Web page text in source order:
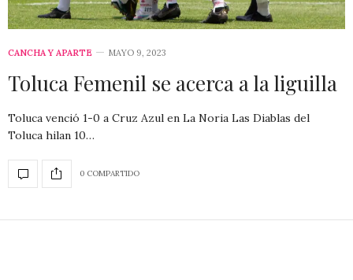
CANCHA Y APARTE MAYO 9, 2023
Toluca Femenil se acerca a la liguilla
Toluca venció 1-0 a Cruz Azul en La Noria Las Diablas del
Toluca hilan 10…
0 COMPARTIDO